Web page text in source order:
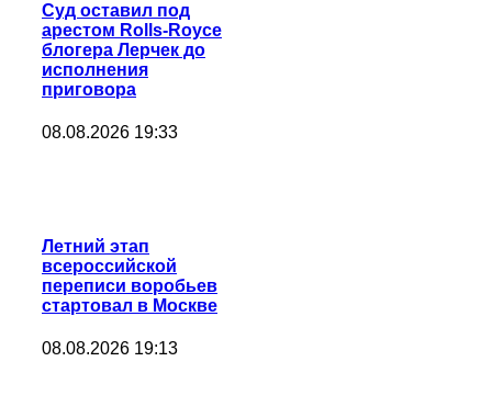
Суд оставил под
арестом Rolls-Royce
блогера Лерчек до
исполнения
приговора
08.08.2026 19:33
Летний этап
всероссийской
переписи воробьев
стартовал в Москве
08.08.2026 19:13